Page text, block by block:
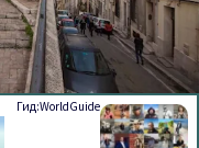
Гид:WorldGuide